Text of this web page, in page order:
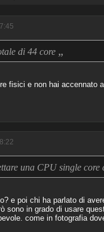
di 44 core „
fisici e non hai accennato
una CPU single
e poi chi ha parlato di
sono in grado di usare
come in fotografia